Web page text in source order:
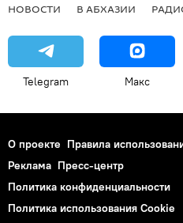
НОВОСТИ В АБХАЗИИ
Telegram Макс
О проекте Правила
Реклама Пресс-центр
Политика конфиденциальности
Политика использования Cookie